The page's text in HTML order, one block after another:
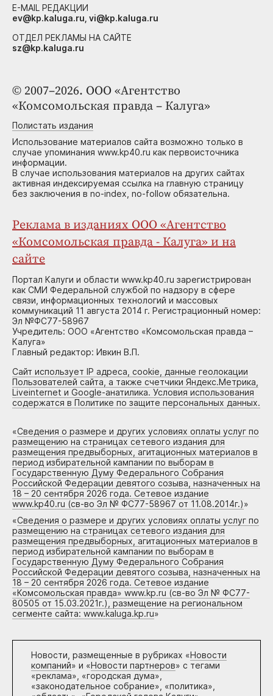
© 2007–2026. ООО «Агентство
«Комсомольская правда – Калуга»
Полистать издания
Использование материалов сайта возможно только в
случае упоминания www.kp40.ru как первоисточника
информации.
В случае использования материалов на других сайтах
активная индексируемая ссылка на главную страницу
без заключения в no-index, no-follow обязательна.
Реклама в изданиях ООО «Агентство
«Комсомольская правда - Калуга» и на
сайте
Портал Калуги и области www.kp40.ru зарегистрирован
как СМИ Федеральной службой по надзору в сфере
связи, информационных технологий и массовых
коммуникаций 11 августа 2014 г. Регистрационный номер:
Эл №ФС77-58967
Учредитель: ООО «Агентство «Комсомольская правда –
Калуга»
Главный редактор: Ивкин В.П.
Сайт использует IP адреса, cookie, данные геолокации
Пользователей сайта, а также счетчики Яндекс.Метрика,
Liveinternet и Google-анатилика. Условия использования
содержатся в Политике по защите персональных данных.
«Сведения о размере и других условиях оплаты услуг по
размещению на страницах сетевого издания для
размещения предвыборных, агитационных материалов в
период избирательной кампании по выборам в
Государственную Думу Федерального Собрания
Российской Федерации девятого созыва, назначенных на
18 – 20 сентября 2026 года. Сетевое издание
www.kp40.ru (св-во Эл № ФС77-58967 от 11.08.2014г.)»
«Сведения о размере и других условиях оплаты услуг по
размещению на страницах сетевого издания для
размещения предвыборных, агитационных материалов в
период избирательной кампании по выборам в
Государственную Думу Федерального Собрания
Российской Федерации девятого созыва, назначенных на
18 – 20 сентября 2026 года. Сетевое издание
«Комсомольская правда» www.kp.ru (св-во Эл № ФС77-
80505 от 15.03.2021г.), размещение на региональном
сегменте сайта: www.kaluga.kp.ru»
Новости, размещенные в рубриках «Новости
компаний» и «Новости партнеров» с тегами
«реклама», «городская дума»,
«законодательное собрание», «политика»,
E-MAIL РЕДАКЦИИ
ev@kp.kaluga.ru, vi@kp.kaluga.ru
ОТДЕЛ РЕКЛАМЫ НА САЙТЕ
sz@kp.kaluga.ru